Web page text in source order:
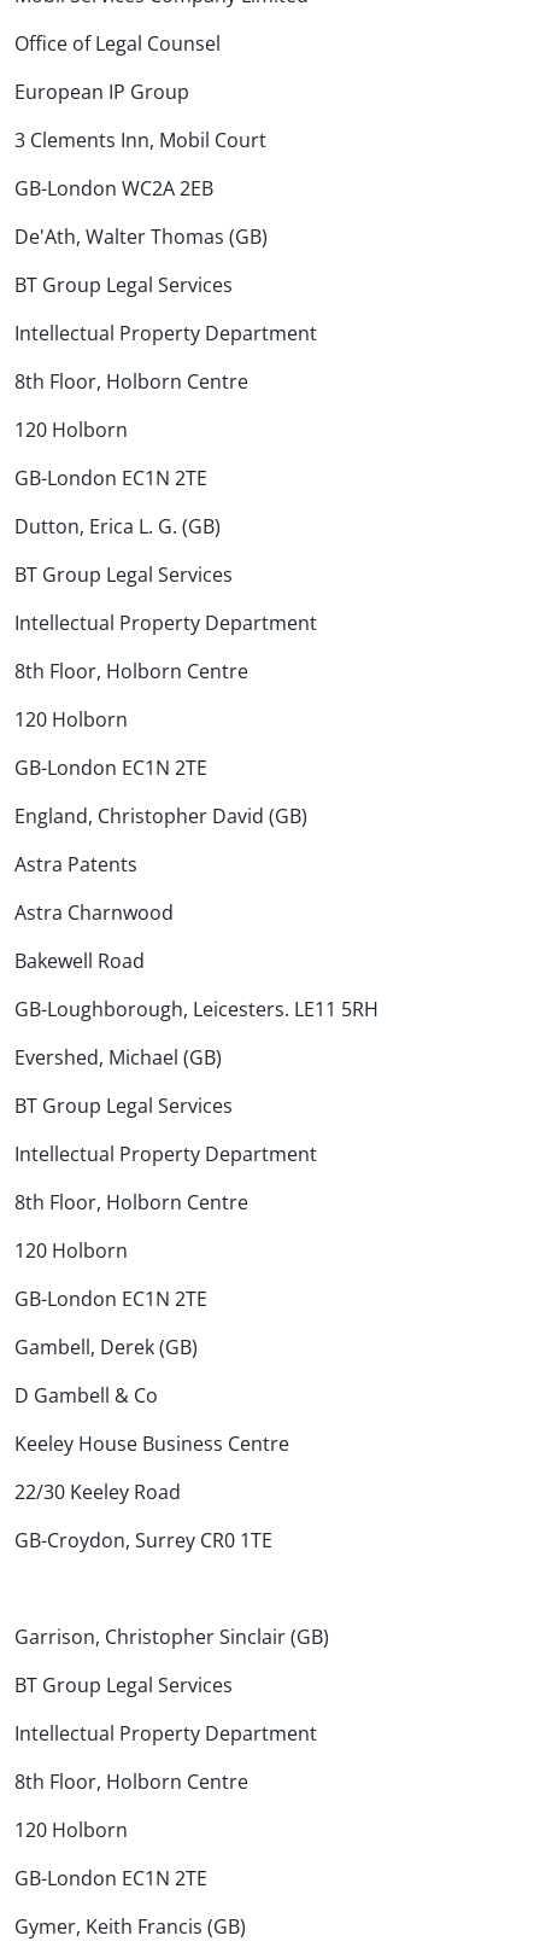
Office of Legal Counsel
European IP Group
3 Clements Inn, Mobil Court
GB-London WC2A 2EB
De'Ath, Walter Thomas (GB)
BT Group Legal Services
Intellectual Property Department
8th Floor, Holborn Centre
120 Holborn
GB-London EC1N 2TE
Dutton, Erica L. G. (GB)
BT Group Legal Services
Intellectual Property Department
8th Floor, Holborn Centre
120 Holborn
GB-London EC1N 2TE
England, Christopher David (GB)
Astra Patents
Astra Charnwood
Bakewell Road
GB-Loughborough, Leicesters. LE11 5RH
Evershed, Michael (GB)
BT Group Legal Services
Intellectual Property Department
8th Floor, Holborn Centre
120 Holborn
GB-London EC1N 2TE
Gambell, Derek (GB)
D Gambell & Co
Keeley House Business Centre
22/30 Keeley Road
GB-Croydon, Surrey CR0 1TE
Garrison, Christopher Sinclair (GB)
BT Group Legal Services
Intellectual Property Department
8th Floor, Holborn Centre
120 Holborn
GB-London EC1N 2TE
Gymer, Keith Francis (GB)